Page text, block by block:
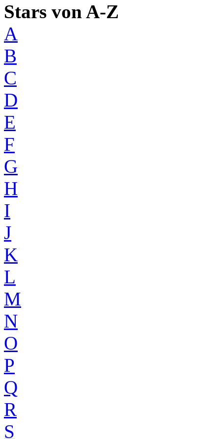
Stars von A-Z
A
B
C
D
E
F
G
H
I
J
K
L
M
N
O
P
Q
R
S